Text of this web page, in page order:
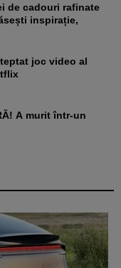
inspirație,